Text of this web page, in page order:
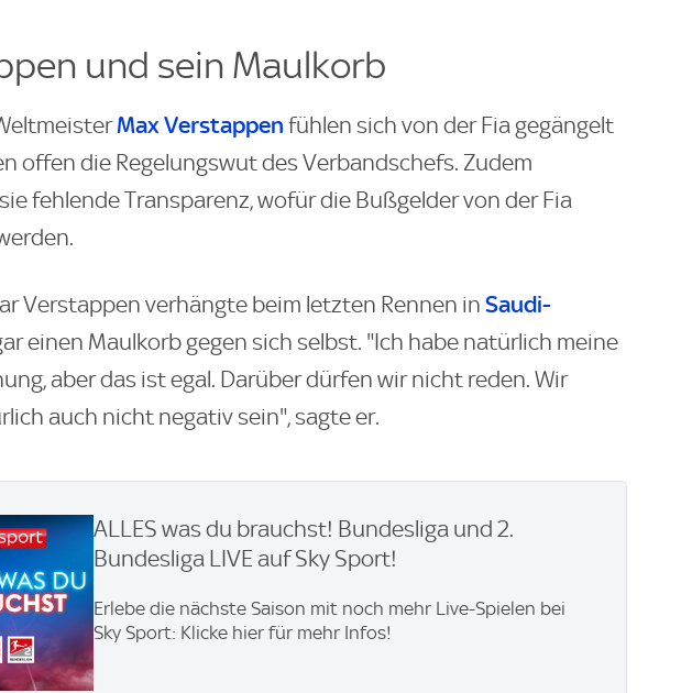
und sein Maulkorb
Max Verstappen fühlen sich von der Fia gegängelt
offen die Regelungswut des Verbandschefs. Zudem
fehlende Transparenz, wofür die Bußgelder von der Fia
Verstappen verhängte beim letzten Rennen in Saudi-
einen Maulkorb gegen sich selbst. "Ich habe natürlich meine
aber das ist egal. Darüber dürfen wir nicht reden. Wir
auch nicht negativ sein", sagte er.
ALLES was du brauchst! Bundesliga und 2.
Bundesliga LIVE auf Sky Sport!
Erlebe die nächste Saison mit noch mehr Live-Spielen bei
Sky Sport: Klicke hier für mehr Infos!